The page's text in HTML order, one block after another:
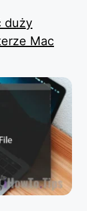
duży
Mac